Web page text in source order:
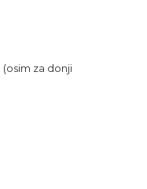
(osim za donji